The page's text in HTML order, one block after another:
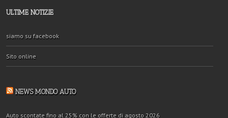
ULTIME NOTIZIE
siamo su facebook
Sito online
NEWS MONDO AUTO
Auto scontate fino al 25% con le offerte di agosto 2026